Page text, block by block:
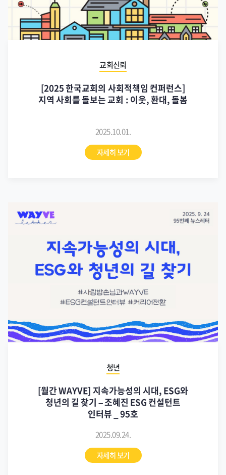
교회신뢰
[2025 한국교회의 사회적책임 컨퍼런스]
지역 사회를 돌보는 교회 : 이웃, 환대, 돌봄
2025.10.01.
자세히 보기
청년
[월간 WAYVE] 지속가능성의 시대, ESG와
청년의 길 찾기 – 조혜진 ESG 컨설턴트
인터뷰 _ 95호
2025.09.24.
자세히 보기